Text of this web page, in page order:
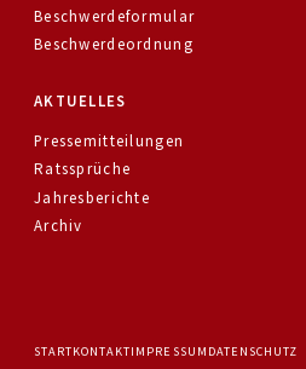
Beschwerdeformular
Beschwerdeordnung
AKTUELLES
Pressemitteilungen
Ratssprüche
Jahresberichte
Archiv
STARTKONTAKTIMPRESSUM DATENSCHUTZ